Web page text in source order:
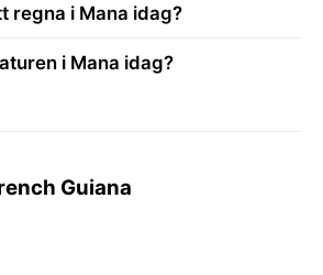
regna i Mana idag?
i Mana idag?
Guiana